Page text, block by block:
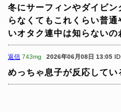
冬にサーフィンやダイビ
らなくてもこれくらい普
いオタク連中は知らないの
返信 743mg 2026年06月08日 13:05
めっちゃ息子が反応してい